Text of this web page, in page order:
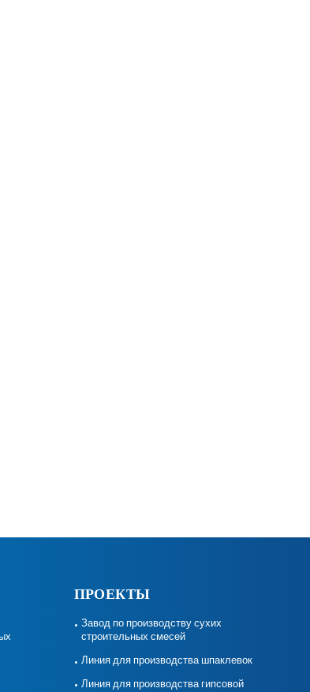
ПРОЕКТЫ
Завод по производству сухих
строительных смесей
Линия для производства шпаклевок
Линия для производства гипсовой